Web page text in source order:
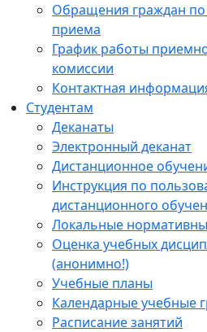
Обращения граждан
приема
График работы
комиссии
Контактная
Студентам
Деканаты
Электронный деканат
Дистанционное
Инструкция по
дистанционного
Локальные
Оценка учебных
(анонимно!)
Учебные планы
Календарные учебные
Расписание занятий